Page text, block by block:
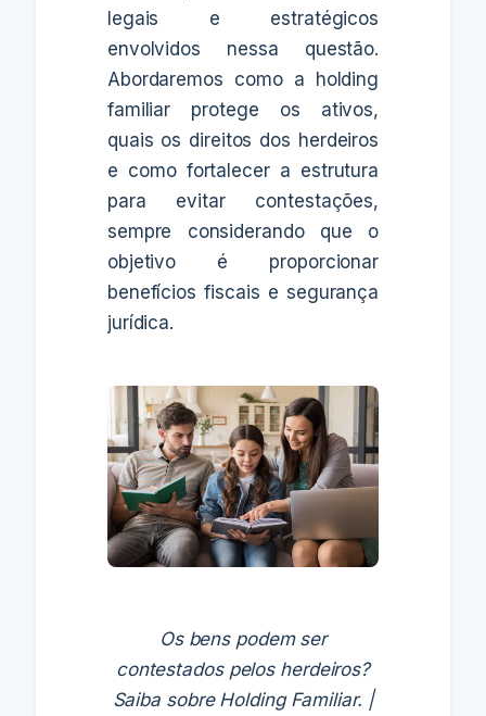
legais e estratégicos
envolvidos nessa questão.
Abordaremos como a holding
familiar protege os ativos,
quais os direitos dos herdeiros
e como fortalecer a estrutura
para evitar contestações,
sempre considerando que o
objetivo é proporcionar
benefícios fiscais e segurança
jurídica.
Os bens podem ser
contestados pelos herdeiros?
Saiba sobre Holding Familiar. |